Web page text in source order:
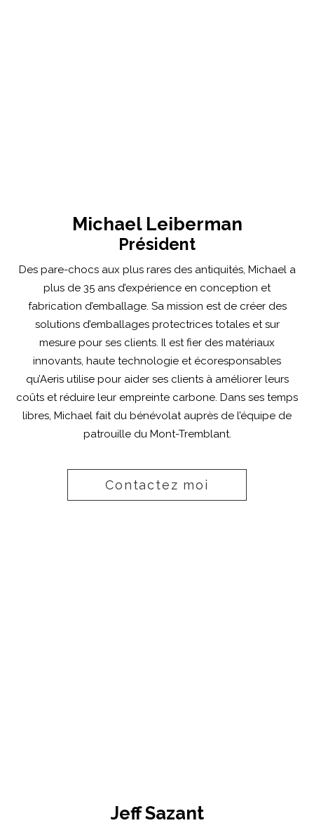
Michael Leiberman
Président
Des pare-chocs aux plus rares des antiquités, Michael a
plus de 35 ans d’expérience en conception et
fabrication d’emballage. Sa mission est de créer des
solutions d’emballages protectrices totales et sur
mesure pour ses clients. Il est fier des matériaux
innovants, haute technologie et écoresponsables
qu’Aeris utilise pour aider ses clients à améliorer leurs
coûts et réduire leur empreinte carbone. Dans ses temps
libres, Michael fait du bénévolat auprès de l’équipe de
patrouille du Mont-Tremblant.
Contactez moi
Jeff Sazant